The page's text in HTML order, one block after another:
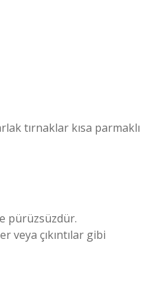
tırnaklar kısa parmaklı
pürüzsüzdür.
veya çıkıntılar gibi